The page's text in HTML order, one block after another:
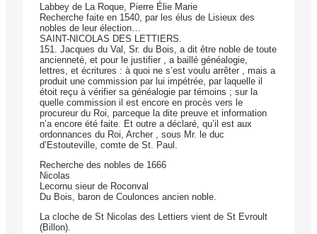
Labbey de La Roque, Pierre Élie Marie
Recherche faite en 1540, par les élus de Lisieux des
nobles de leur élection…
SAINT-NICOLAS DES LETTIERS.
151. Jacques du Val, Sr. du Bois, a dit être noble de toute
ancienneté, et pour le justifier , a baillé généalogie,
lettres, et écritures : à quoi ne s’est voulu arrêter , mais a
produit une commission par lui impétrée, par laquelle il
étoit reçu à vérifier sa généalogie par témoins ; sur la
quelle commission il est encore en procès vers le
procureur du Roi, parceque la dite preuve et information
n’a encore été faite. Et outre a déclaré, qu’il est aux
ordonnances du Roi, Archer , sous Mr. le duc
d’Estouteville, comte de St. Paul.
Recherche des nobles de 1666
Nicolas
Lecornu sieur de Roconval
Du Bois, baron de Coulonces ancien noble.
La cloche de St Nicolas des Lettiers vient de St Evroult
(Billon).